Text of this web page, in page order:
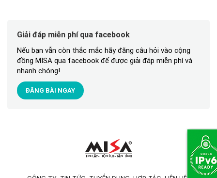
Giải đáp miễn phí qua facebook
Nếu bạn vẫn còn thắc mắc hãy đăng câu hỏi vào cộng
đồng MISA qua facebook để được giải đáp miễn phí và
nhanh chóng!
ĐĂNG BÀI NGAY